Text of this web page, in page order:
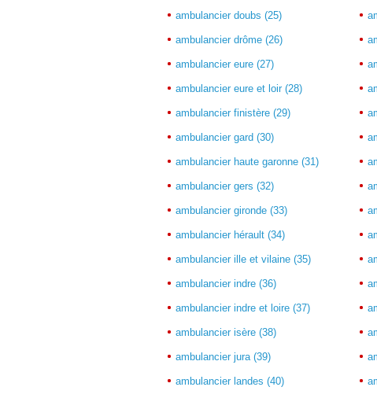
ambulancier doubs (25)
ambulancier drôme (26)
ambulancier eure (27)
ambulancier eure et loir (28)
ambulancier finistère (29)
ambulancier gard (30)
ambulancier haute garonne (31)
ambulancier gers (32)
ambulancier gironde (33)
ambulancier hérault (34)
ambulancier ille et vilaine (35)
ambulancier indre (36)
ambulancier indre et loire (37)
ambulancier isère (38)
ambulancier jura (39)
ambulancier landes (40)